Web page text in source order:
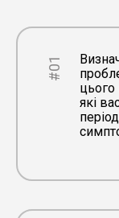
#01
цього
які